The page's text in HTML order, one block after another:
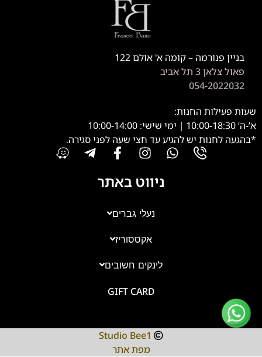
בניין פנורמה – קומה א' אולם 122
פאול צלאן 3 תל אביב
054-2022032
שעות פעילות החנות:
א’-ה’ 10:00-18:30 | ימי שישי: 10:00-14:00
*בהגעה לחנות יש להגיע עד חצי שעה לפני סגירה.
ניווט באתר
נעלי גברים
אקססוריז
לינקים חשובים
GIFT CARD
Studio Bee1
מפת אתר